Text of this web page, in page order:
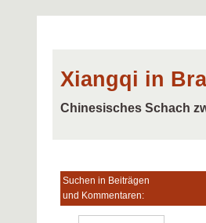
Xiangqi in
Chinesisches Schach
Suchen in Beiträgen
und Kommentaren: